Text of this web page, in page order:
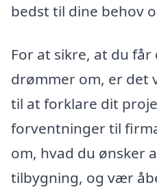
bedst til dine behov
For at sikre, at du
drømmer om, er det
til at forklare dit
forventninger til
om, hvad du ønsker
tilbygning, og vær